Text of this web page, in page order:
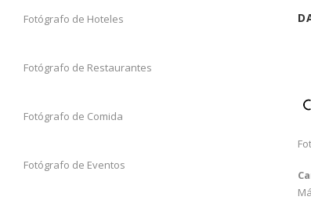
Fotógrafo de Hoteles
Fotógrafo de Restaurantes
Fotógrafo de Comida
Fotógrafo de Eventos